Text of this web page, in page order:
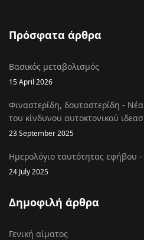
Πρόσφατα άρθρα
Βασικός μεταβολισμός
15 April 2026
Φιναστερίδη, δουταστερίδη -
του κίνδυνου αυτοκτονικού
23 September 2025
Ημερολόγιο ταυτότητας εφήβου
24 July 2025
Δημοφιλή άρθρα
Γενική αίματος